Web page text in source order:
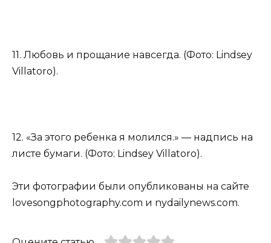
11. Любовь и прощание навсегда. (Фото: Lindsey
Villatoro).
12. «За этого ребенка я молился.» — надпись на
листе бумаги. (Фото: Lindsey Villatoro).
Эти фотографии были опубликованы на сайте
lovesongphotography.com и nydailynews.com.